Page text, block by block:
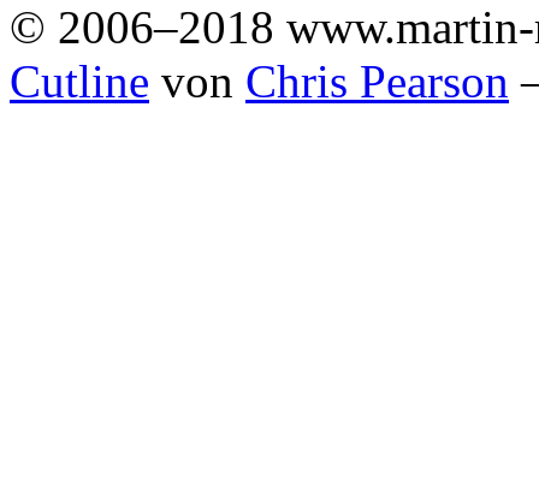
© 2006–2018
Cutline von Chris Pearson